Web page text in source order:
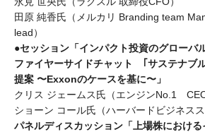
田原 純香氏（メルカリ Branding team
lead）
●セッション「インパクト投資のグローバ
ファイヤーサイドチャット ｢サステナブ
提案 〜Exxonのケースを基に〜」
クリス ジェームス氏（エンジンNo.1 CEO
ショーン コール氏（ハーバードビジネス
パネルディスカッション「上場株におけ